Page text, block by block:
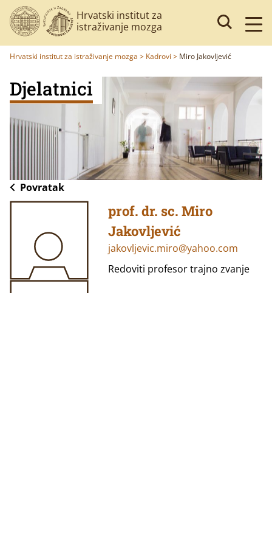
Hrvatski institut za
istraživanje mozga
Hrvatski institut za istraživanje mozga > Kadrovi > Miro Jakovljević
Djelatnici
Povratak
prof. dr. sc. Miro
Jakovljević
jakovljevic.miro@yahoo.com
Redoviti profesor trajno zvanje